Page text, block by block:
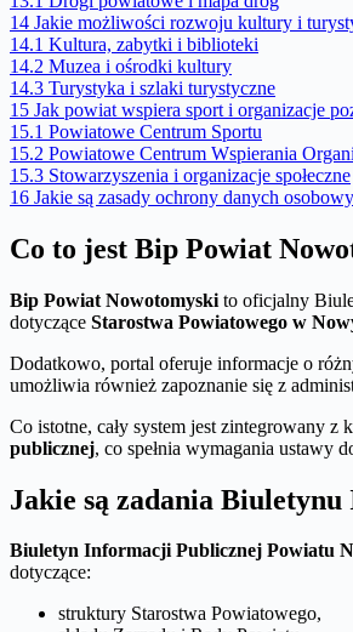
14 Jakie możliwości rozwoju kultury i
14.1 Kultura, zabytki i biblioteki
14.2 Muzea i ośrodki kultury
14.3 Turystyka i szlaki turystyczne
15 Jak powiat wspiera sport i organizacje
15.1 Powiatowe Centrum Sportu
15.2 Powiatowe Centrum Wspierania
15.3 Stowarzyszenia i organizacje społeczne
16 Jakie są zasady ochrony danych
Co to jest Bip Powiat
Bip Powiat Nowotomyski to oficjalny
dotyczące Starostwa Powiatowego w
Dodatkowo, portal oferuje informacje o
umożliwia również zapoznanie się z
Co istotne, cały system jest zintegrowany
publicznej, co spełnia wymagania ustawy
Jakie są zadania
Biuletyn Informacji Publicznej Powiatu
dotyczące:
struktury Starostwa Powiatowego,